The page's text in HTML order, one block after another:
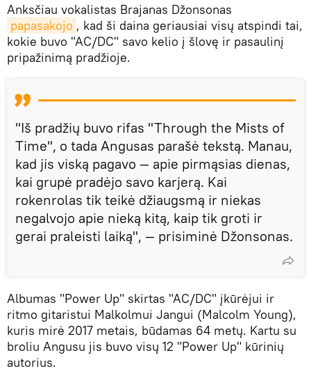
Anksčiau vokalistas Brajanas Džonsonas
papasakojo , kad ši daina geriausiai visų atspindi tai,
kokie buvo "AC/DC" savo kelio į šlovę ir pasaulinį
pripažinimą pradžioje.
"Iš pradžių buvo rifas "Through the Mists of
Time", o tada Angusas parašė tekstą. Manau,
kad jis viską pagavo — apie pirmąsias dienas,
kai grupė pradėjo savo karjerą. Kai
rokenrolas tik teikė džiaugsmą ir niekas
negalvojo apie nieką kitą, kaip tik groti ir
gerai praleisti laiką", — prisiminė Džonsonas.
Albumas "Power Up" skirtas "AC/DC" įkūrėjui ir
ritmo gitaristui Malkolmui Jangui (Malcolm Young),
kuris mirė 2017 metais, būdamas 64 metų. Kartu su
broliu Angusu jis buvo visų 12 "Power Up" kūrinių
autorius.